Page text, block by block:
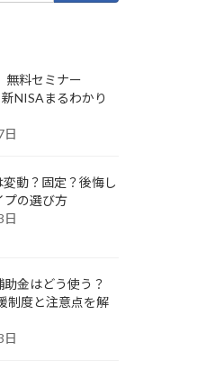
料セミナー
NISAまるわかり
日
動？固定？後悔し
プの選び方
日
金はどう使う？
制度と注意点を解
日